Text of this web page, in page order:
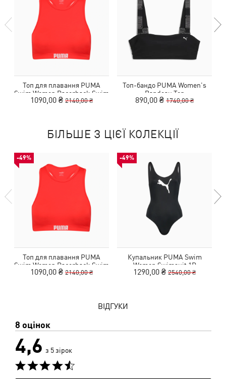
Топ для плавання PUMA
Swim Women Racerback Swim
Top
1090,00 ₴ 2140,00 ₴
Топ-бандо PUMA Women's
Bandeau Top
890,00 ₴ 1740,00 ₴
БІЛЬШЕ З ЦІЄЇ КОЛЕКЦІЇ
-49%
Топ для плавання PUMA
Swim Women Racerback Swim
Top
1090,00 ₴ 2140,00 ₴
-49%
Купальник PUMA Swim
Women Swimsuit 1P
1290,00 ₴ 2540,00 ₴
ВІДГУКИ
8 оцінок
4,6 з 5 зірок